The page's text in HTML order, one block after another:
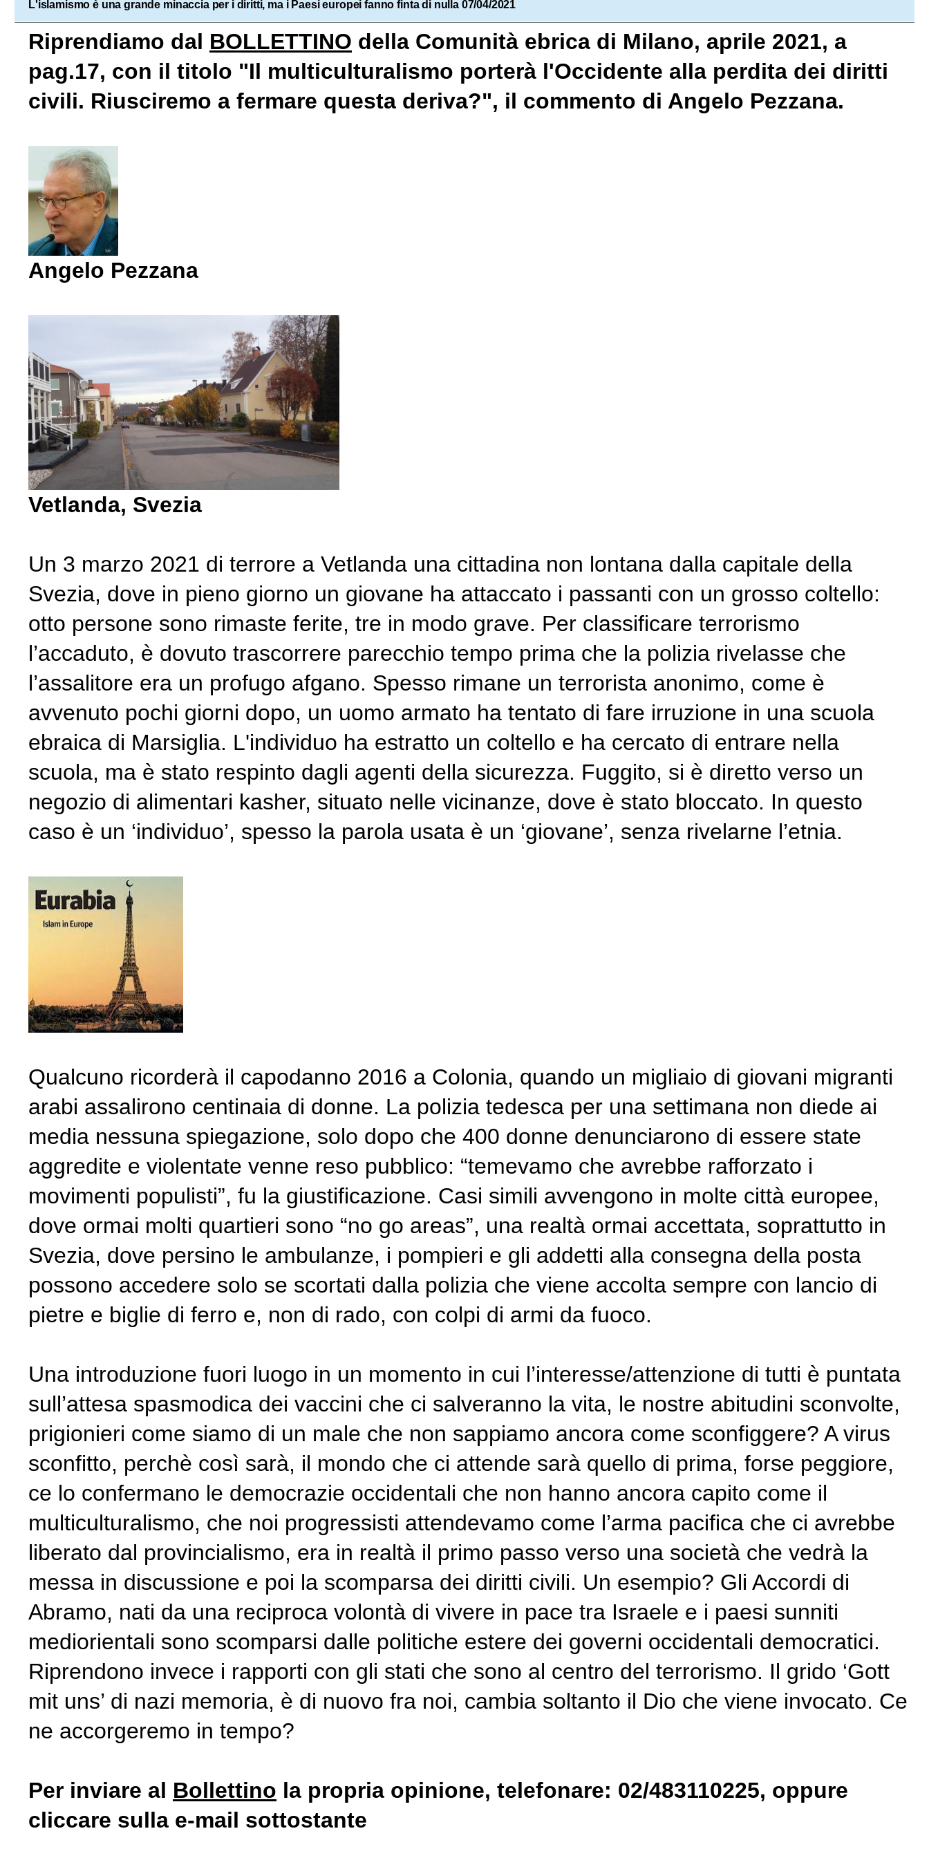
L'islamismo è una grande minaccia per i diritti, ma i Paesi europei fanno finta di nulla 07/04/2021
Riprendiamo dal BOLLETTINO della Comunità ebrica di Milano, aprile 2021, a
pag.17, con il titolo "Il multiculturalismo porterà l'Occidente alla perdita dei diritti
civili. Riusciremo a fermare questa deriva?", il commento di Angelo Pezzana.
Angelo Pezzana
Vetlanda, Svezia
Un 3 marzo 2021 di terrore a Vetlanda una cittadina non lontana dalla capitale della
Svezia, dove in pieno giorno un giovane ha attaccato i passanti con un grosso coltello:
otto persone sono rimaste ferite, tre in modo grave. Per classificare terrorismo
l’accaduto, è dovuto trascorrere parecchio tempo prima che la polizia rivelasse che
l’assalitore era un profugo afgano. Spesso rimane un terrorista anonimo, come è
avvenuto pochi giorni dopo, un uomo armato ha tentato di fare irruzione in una scuola
ebraica di Marsiglia. L'individuo ha estratto un coltello e ha cercato di entrare nella
scuola, ma è stato respinto dagli agenti della sicurezza. Fuggito, si è diretto verso un
negozio di alimentari kasher, situato nelle vicinanze, dove è stato bloccato. In questo
caso è un ‘individuo’, spesso la parola usata è un ‘giovane’, senza rivelarne l’etnia.
Qualcuno ricorderà il capodanno 2016 a Colonia, quando un migliaio di giovani migranti
arabi assalirono centinaia di donne. La polizia tedesca per una settimana non diede ai
media nessuna spiegazione, solo dopo che 400 donne denunciarono di essere state
aggredite e violentate venne reso pubblico: “temevamo che avrebbe rafforzato i
movimenti populisti”, fu la giustificazione. Casi simili avvengono in molte città europee,
dove ormai molti quartieri sono “no go areas”, una realtà ormai accettata, soprattutto in
Svezia, dove persino le ambulanze, i pompieri e gli addetti alla consegna della posta
possono accedere solo se scortati dalla polizia che viene accolta sempre con lancio di
pietre e biglie di ferro e, non di rado, con colpi di armi da fuoco.
Una introduzione fuori luogo in un momento in cui l’interesse/attenzione di tutti è puntata
sull’attesa spasmodica dei vaccini che ci salveranno la vita, le nostre abitudini sconvolte,
prigionieri come siamo di un male che non sappiamo ancora come sconfiggere? A virus
sconfitto, perchè così sarà, il mondo che ci attende sarà quello di prima, forse peggiore,
ce lo confermano le democrazie occidentali che non hanno ancora capito come il
multiculturalismo, che noi progressisti attendevamo come l’arma pacifica che ci avrebbe
liberato dal provincialismo, era in realtà il primo passo verso una società che vedrà la
messa in discussione e poi la scomparsa dei diritti civili. Un esempio? Gli Accordi di
Abramo, nati da una reciproca volontà di vivere in pace tra Israele e i paesi sunniti
mediorientali sono scomparsi dalle politiche estere dei governi occidentali democratici.
Riprendono invece i rapporti con gli stati che sono al centro del terrorismo. Il grido ‘Gott
mit uns’ di nazi memoria, è di nuovo fra noi, cambia soltanto il Dio che viene invocato. Ce
ne accorgeremo in tempo?
Per inviare al Bollettino la propria opinione, telefonare: 02/483110225, oppure
cliccare sulla e-mail sottostante